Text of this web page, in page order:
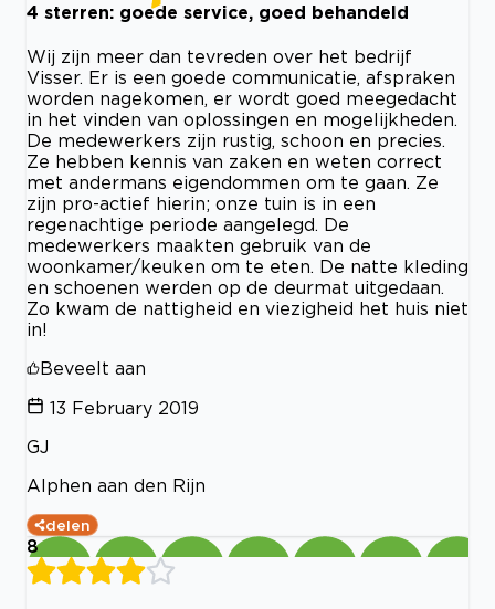
4 sterren: goede service, goed behandeld
Wij zijn meer dan tevreden over het bedrijf
Visser. Er is een goede communicatie, afspraken
worden nagekomen, er wordt goed meegedacht
in het vinden van oplossingen en mogelijkheden.
De medewerkers zijn rustig, schoon en precies.
Ze hebben kennis van zaken en weten correct
met andermans eigendommen om te gaan. Ze
zijn pro-actief hierin; onze tuin is in een
regenachtige periode aangelegd. De
medewerkers maakten gebruik van de
woonkamer/keuken om te eten. De natte kleding
en schoenen werden op de deurmat uitgedaan.
Zo kwam de nattigheid en viezigheid het huis niet
in!
Beveelt aan
13 February 2019
GJ
Alphen aan den Rijn
delen
8